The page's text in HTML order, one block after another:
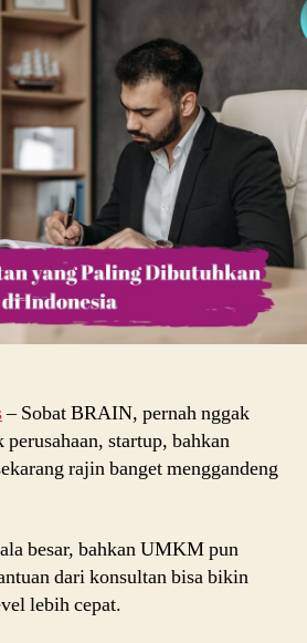
Paling
Dibutuhkan
di
Indonesia
– Sobat BRAIN, pernah nggak
startup, bahkan
rajin banget menggandeng
besar, bahkan UMKM pun
dari konsultan bisa bikin
lebih cepat.